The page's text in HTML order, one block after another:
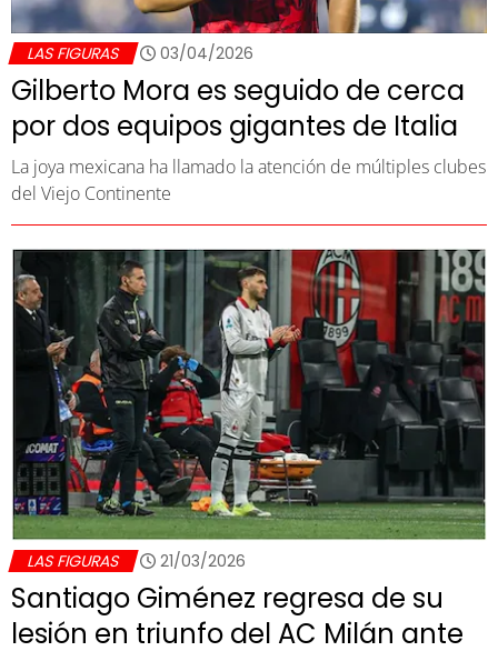
LAS FIGURAS 03/04/2026
Gilberto Mora es seguido de cerca
por dos equipos gigantes de Italia
La joya mexicana ha llamado la atención de múltiples clubes
del Viejo Continente
LAS FIGURAS 21/03/2026
Santiago Giménez regresa de su
lesión en triunfo del AC Milán ante